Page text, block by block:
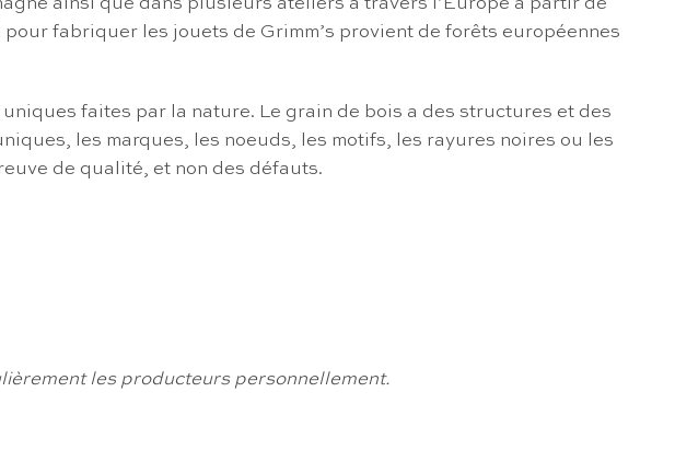
fabriquer les jouets de Grimm’s provient de forêts européennes
faites par la nature. Le grain de bois a des structures et des
les marques, les noeuds, les motifs, les rayures noires ou les
de qualité, et non des défauts.
les producteurs personnellement.